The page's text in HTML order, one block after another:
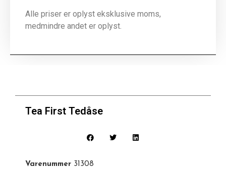
Alle priser er oplyst eksklusive moms,
medmindre andet er oplyst.
Tea First Tedåse
Varenummer 31308